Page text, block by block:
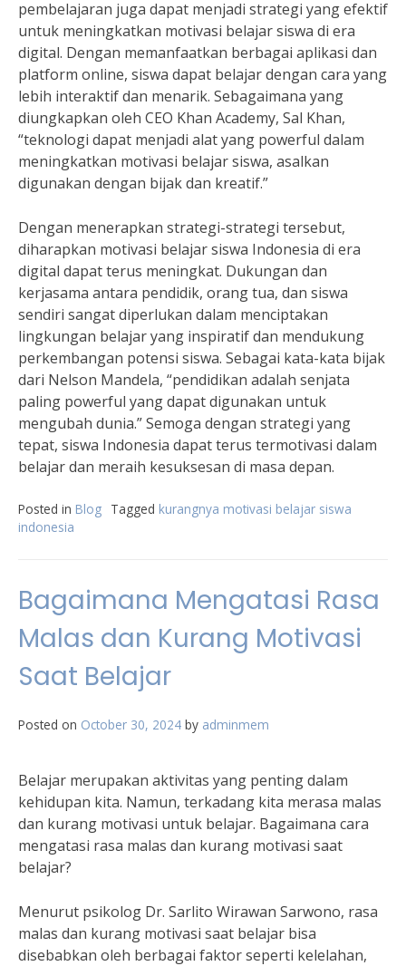
pembelajaran juga dapat menjadi strategi yang efektif
untuk meningkatkan motivasi belajar siswa di era
digital. Dengan memanfaatkan berbagai aplikasi dan
platform online, siswa dapat belajar dengan cara yang
lebih interaktif dan menarik. Sebagaimana yang
diungkapkan oleh CEO Khan Academy, Sal Khan,
“teknologi dapat menjadi alat yang powerful dalam
meningkatkan motivasi belajar siswa, asalkan
digunakan dengan bijak dan kreatif.”
Dengan menerapkan strategi-strategi tersebut,
diharapkan motivasi belajar siswa Indonesia di era
digital dapat terus meningkat. Dukungan dan
kerjasama antara pendidik, orang tua, dan siswa
sendiri sangat diperlukan dalam menciptakan
lingkungan belajar yang inspiratif dan mendukung
perkembangan potensi siswa. Sebagai kata-kata bijak
dari Nelson Mandela, “pendidikan adalah senjata
paling powerful yang dapat digunakan untuk
mengubah dunia.” Semoga dengan strategi yang
tepat, siswa Indonesia dapat terus termotivasi dalam
belajar dan meraih kesuksesan di masa depan.
Posted in Blog Tagged kurangnya motivasi belajar siswa
indonesia
Bagaimana Mengatasi Rasa
Malas dan Kurang Motivasi
Saat Belajar
Posted on October 30, 2024 by adminmem
Belajar merupakan aktivitas yang penting dalam
kehidupan kita. Namun, terkadang kita merasa malas
dan kurang motivasi untuk belajar. Bagaimana cara
mengatasi rasa malas dan kurang motivasi saat
belajar?
Menurut psikolog Dr. Sarlito Wirawan Sarwono, rasa
malas dan kurang motivasi saat belajar bisa
disebabkan oleh berbagai faktor seperti kelelahan,